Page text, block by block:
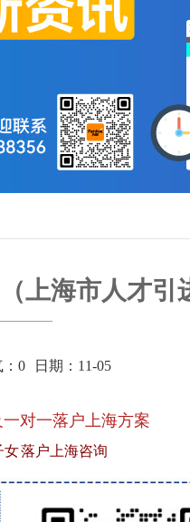
上海市人才引
0日期：11-05
对一落户上海方案
落户上海咨询